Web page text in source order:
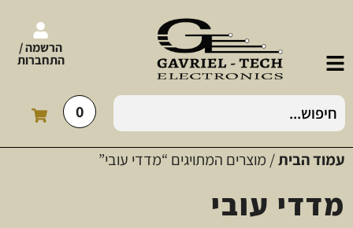
הרשמה /
התחברות
0
עמוד הבית/ מוצרים המתויגים “מדדי עובי”
מדדי עובי